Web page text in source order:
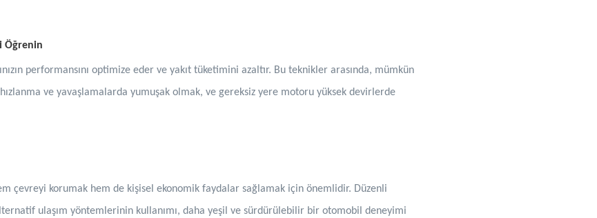
Öğrenin
performansını optimize eder ve yakıt tüketimini azaltır. Bu teknikler arasında, mümkün
ve yavaşlamalarda yumuşak olmak, ve gereksiz yere motoru yüksek devirlerde
çevreyi korumak hem de kişisel ekonomik faydalar sağlamak için önemlidir. Düzenli
ulaşım yöntemlerinin kullanımı, daha yeşil ve sürdürülebilir bir otomobil deneyimi